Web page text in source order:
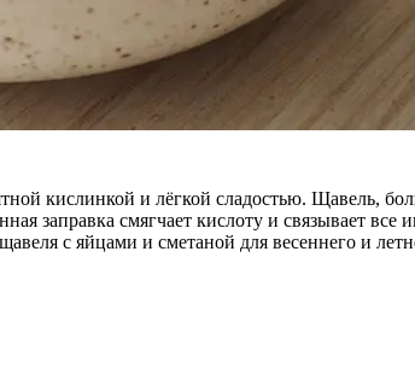
кислинкой и лёгкой сладостью. Щавель,
заправка смягчает кислоту и связывает
с яйцами и сметаной для весеннего и